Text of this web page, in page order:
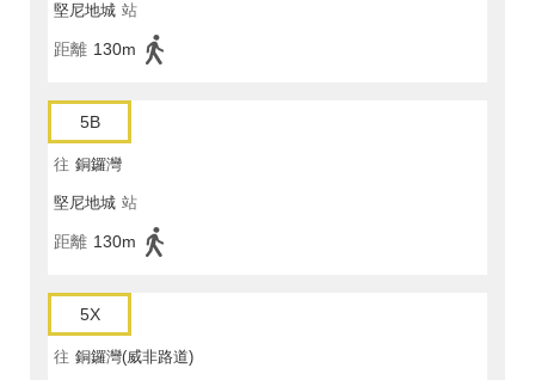
堅尼地城 站
距離 130m
5B
往 銅鑼灣
堅尼地城 站
距離 130m
5X
往 銅鑼灣(威非路道)